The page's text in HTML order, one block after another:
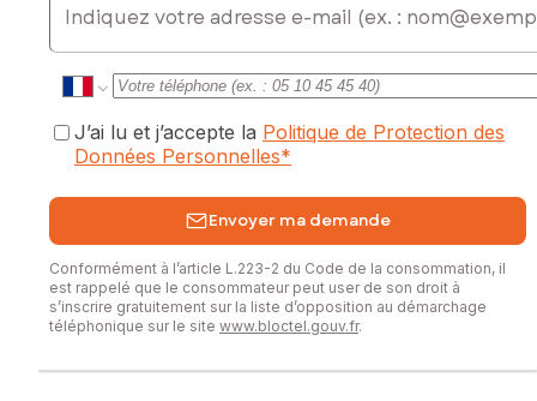
0603971561, E-mail : estelle.turquin@safti.fr - EI - Agent
commercial immatriculé au RSAC de Sarreguemines sous le
numéro 908 740 467
J’ai lu et j’accepte la Politique de Protection des
Données Personnelles*
Envoyer ma demande
Conformément à l’article L.223-2 du Code de la consommation, il
est rappelé que le consommateur peut user de son droit à
s’inscrire gratuitement sur la liste d’opposition au démarchage
téléphonique sur le site www.bloctel.gouv.fr.